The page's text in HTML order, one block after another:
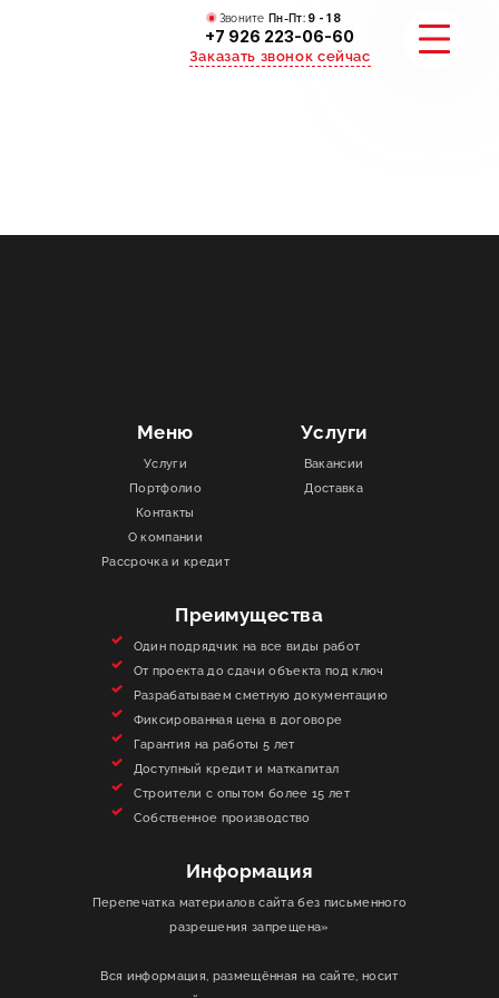
Звоните Пн-Пт: 9 - 18
+7 926 223-06-60
Заказать звонок сейчас
СТОИМОСТЬ
О КОМПАНИИ
КОНТАКТЫ
Меню
Услуги
Портфолио
Контакты
О компании
Рассрочка и кредит
Услуги
Вакансии
Доставка
Преимущества
Один подрядчик на все виды работ
От проекта до сдачи объекта под ключ
Разрабатываем сметную документацию
Фиксированная цена в договоре
Гарантия на работы 5 лет
Доступный кредит и маткапитал
Строители с опытом более 15 лет
Собственное производство
Информация
Перепечатка материалов сайта без письменного
разрешения запрещена»
Вся информация, размещённая на сайте, носит